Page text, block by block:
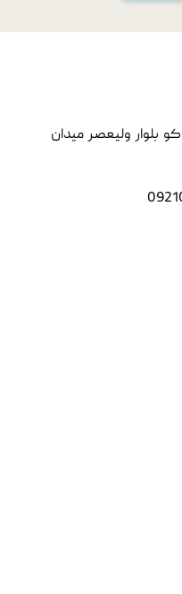
بلوار وليعصر ميدان